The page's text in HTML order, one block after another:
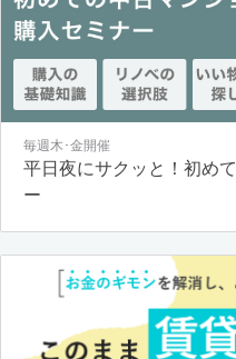
毎週木･金開催
平日夜にサクッと！初め
ー